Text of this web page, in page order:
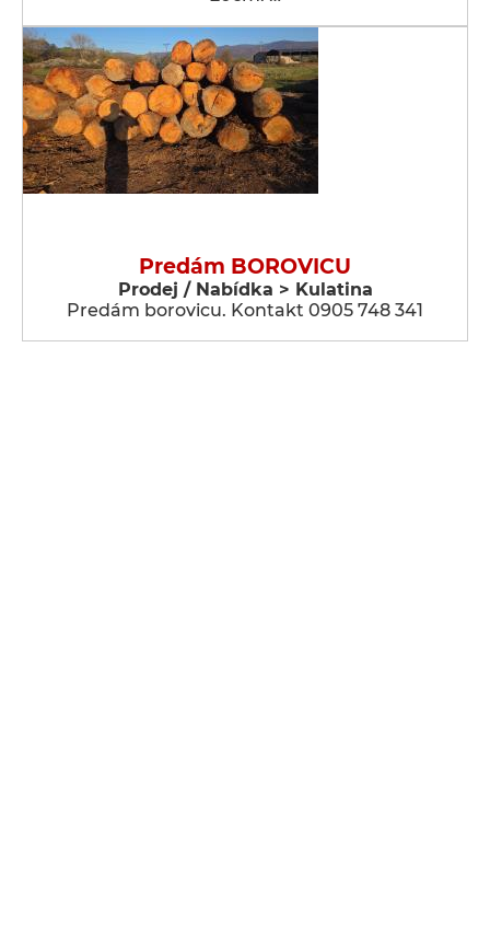
Predám BOROVICU
Prodej / Nabídka > Kulatina
Predám borovicu. Kontakt 0905 748 341